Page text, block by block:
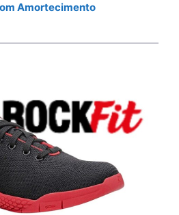
Amortecimento